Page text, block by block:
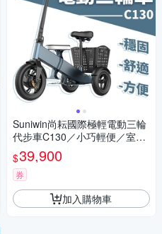
Suniwin尚耘國際極輕電動三輪
代步車C130／小巧輕便／室內
戶外出遊
$39,900
券
加入購物車